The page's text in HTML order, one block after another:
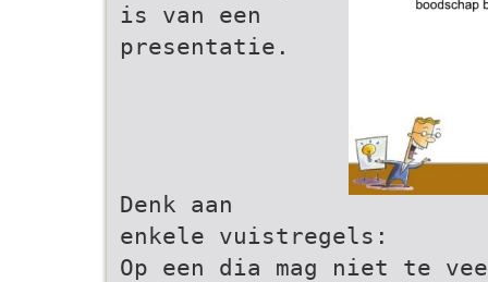
is van een
presentatie.
Denk aan
enkele vuistregels:
Op een dia mag niet te